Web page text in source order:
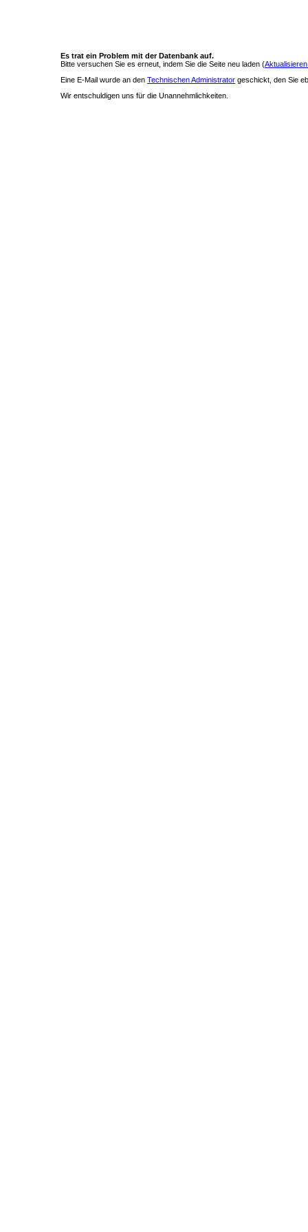
Es trat ein Problem mit der Datenbank auf.
Bitte versuchen Sie es erneut, indem Sie die Seite neu laden (
Eine E-Mail wurde an den Technischen Administrator geschickt, den Sie
Wir entschuldigen uns für die Unannehmlichkeiten.